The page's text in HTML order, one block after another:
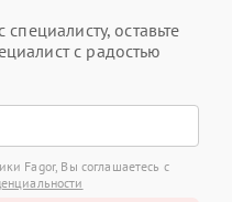
оставьте
с радостью
Fagor, Вы соглашаетесь с